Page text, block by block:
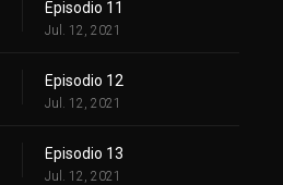
Episodio 11
Jul. 12, 2021
Episodio 12
Jul. 12, 2021
Episodio 13
Jul. 12, 2021